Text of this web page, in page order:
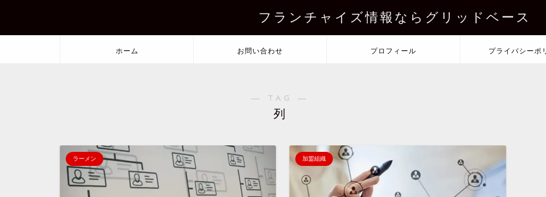
フランチャイズ情報ならグリッドベース
ホーム お問い合わせ プロフィール プライバシーポ
― TAG ―
列
ラーメン 加盟組織